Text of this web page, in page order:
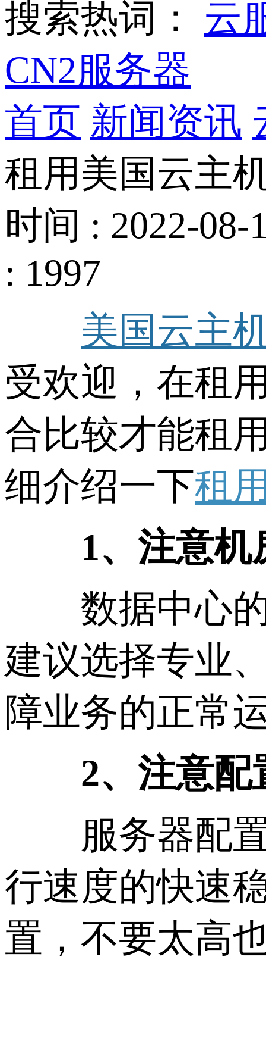
搜索热词： 云
CN2服务器
首页 新闻资讯
租用美国云主
时间 : 2022-08-
: 1997
美国云主
受欢迎，在租
合比较才能租
细介绍一下租
1、注意机
数据中心的
建议选择专业
障业务的正常
2、注意配
服务器配置
行速度的快速
置，不要太高